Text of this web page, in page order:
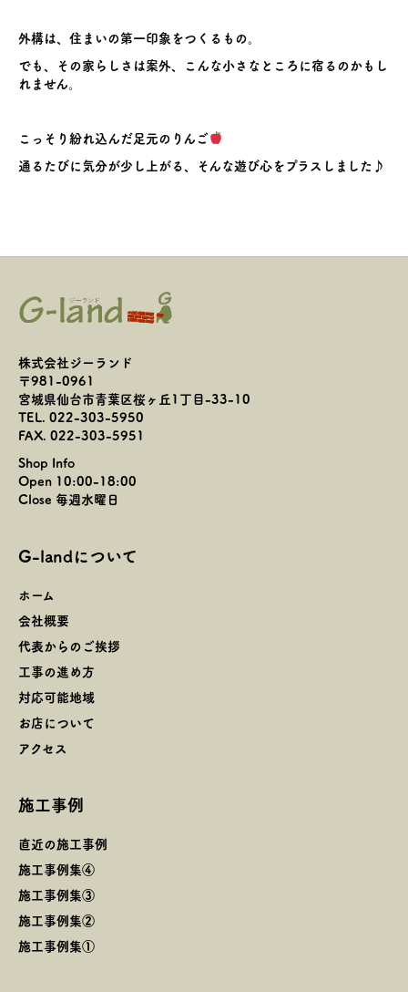
外構は、住まいの第一印象をつくるもの。
でも、その家らしさは案外、こんな小さなところに宿るのかもし
れません。
こっそり紛れ込んだ足元のりんご
通るたびに気分が少し上がる、そんな遊び心をプラスしました♪
株式会社ジーランド
〒981-0961
宮城県仙台市青葉区桜ヶ丘1丁目-33-10
TEL. 022-303-5950
FAX. 022-303-5951
Shop Info
Open 10:00-18:00
Close 毎週水曜日
G-landについて
ホーム
会社概要
代表からのご挨拶
工事の進め方
対応可能地域
お店について
アクセス
施工事例
直近の施工事例
施工事例集④
施工事例集③
施工事例集②
施工事例集①